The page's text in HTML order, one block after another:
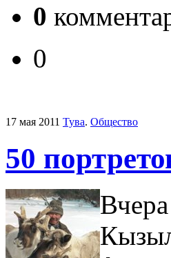
0
0
17 мая 2011 Тува. Общество
50